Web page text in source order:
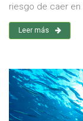
riesgo de caer en
Leer más